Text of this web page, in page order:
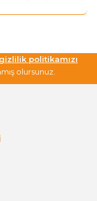
gizlilik politikamızı
olursunuz.